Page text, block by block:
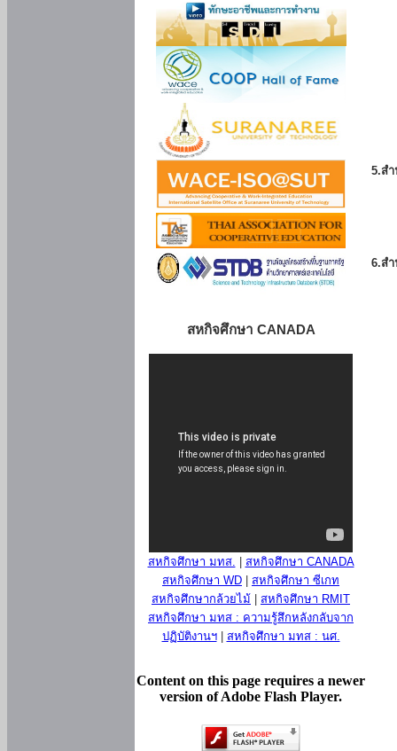
สหกิจศึกษา CANADA
สหกิจศึกษา มทส.
สหกิจศึกษา CANADA
สหกิจศึกษา WD
สหกิจศึกษา ซีเกท
สหกิจศึกษากล้วยไม้
สหกิจศึกษา RMIT
สหกิจศึกษา มทส : ความรู้สึกหลังกลับจาก
ปฏิบัติงานฯ| สหกิจศึกษา มทส : นศ.
Content on this page requires a newer
version of Adobe Flash Player.
5.ส
6.ส